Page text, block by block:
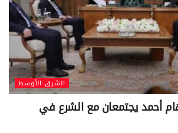
الشرق الأوسط
أحمد يجتمعان مع الشرع في